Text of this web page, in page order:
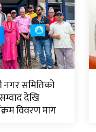
नगर समितिको
देखि
विवरण माग